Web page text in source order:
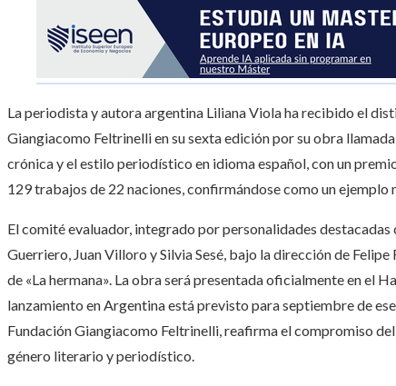
La periodista y autora argentina Liliana Viola ha recibido el
Giangiacomo Feltrinelli en su sexta edición por su obra
crónica y el estilo periodístico en idioma español, con un
129 trabajos de 22 naciones, confirmándose como un
El comité evaluador, integrado por personalidades
Guerriero, Juan Villoro y Silvia Sesé, bajo la dirección de
de «La hermana». La obra será presentada oficialmente en el
lanzamiento en Argentina está previsto para septiembre de
Fundación Giangiacomo Feltrinelli, reafirma el compromiso
género literario y periodístico.